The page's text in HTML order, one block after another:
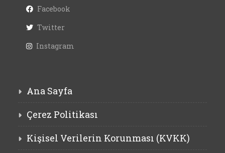
Facebook
Twitter
Instagram
Ana Sayfa
Çerez Politikası
Kişisel Verilerin Korunması (KVKK)